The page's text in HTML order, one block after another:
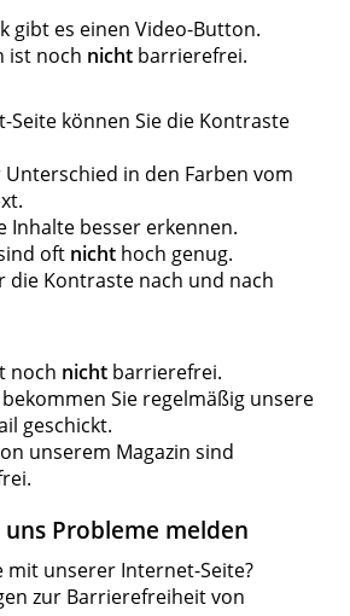
gibt es einen Video-Button.
ist noch nichtbarrierefrei.
können Sie die Kontraste
in den Farben vom
Inhalte besser erkennen.
oft nichthoch genug.
die Kontraste nach und nach
noch nichtbarrierefrei.
Sie regelmäßig unsere
geschickt.
unserem Magazin sind
uns Probleme melden
mit unserer Internet-Seite?
zur Barrierefreiheit von